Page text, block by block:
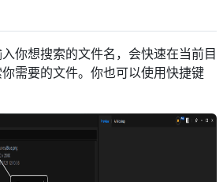
你想搜索的文件名，会快速在当前目
需要的文件。你也可以使用快捷键